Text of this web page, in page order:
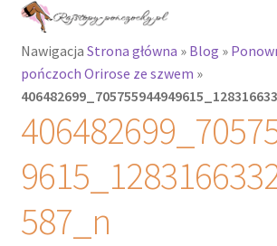
Przejdź
nawigacji
Przejdź
treści
Rajstopy
Rozwiń
menu
potomne
zakolanówki
Podkolanówki i
Nawigacja Strona główna » Blog »
pończoch Orirose ze szwem »
587_n